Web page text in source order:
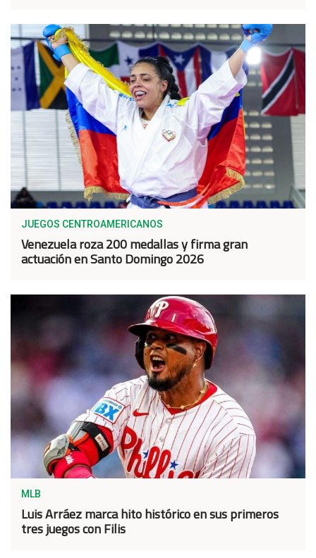
JUEGOS CENTROAMERICANOS
Venezuela roza 200 medallas y firma gran
actuación en Santo Domingo 2026
MLB
Luis Arráez marca hito histórico en sus primeros
tres juegos con Filis